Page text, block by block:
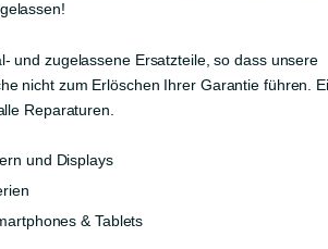
und zugelassene Ersatzteile, so dass unsere
nicht zum Erlöschen Ihrer Garantie führen.
Reparaturen.
und Displays
& Tablets